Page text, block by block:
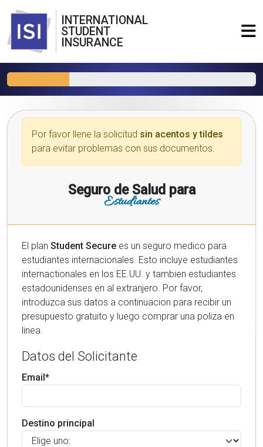
INTERNATIONAL
STUDENT
INSURANCE
Por favor llene la solicitud sin acentos y tildes
para evitar problemas con sus documentos.
Seguro de Salud para
Estudiantes
El plan Student Secure es un seguro medico para
estudiantes internacionales. Esto incluye estudiantes
internactionales en los EE.UU. y tambien estudiantes
estadounidenses en al extranjero. Por favor,
introduzca sus datos a continuacion para recibir un
presupuesto gratuito y luego comprar una poliza en
linea.
Datos del Solicitante
Email*
Destino principal